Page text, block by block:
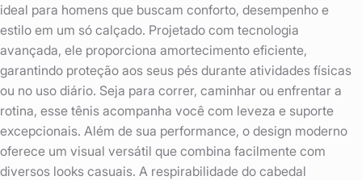
ideal para homens que buscam conforto, desempenho e
estilo em um só calçado. Projetado com tecnologia
avançada, ele proporciona amortecimento eficiente,
garantindo proteção aos seus pés durante atividades físicas
ou no uso diário. Seja para correr, caminhar ou enfrentar a
rotina, esse tênis acompanha você com leveza e suporte
excepcionais. Além de sua performance, o design moderno
oferece um visual versátil que combina facilmente com
diversos looks casuais. A respirabilidade do cabedal